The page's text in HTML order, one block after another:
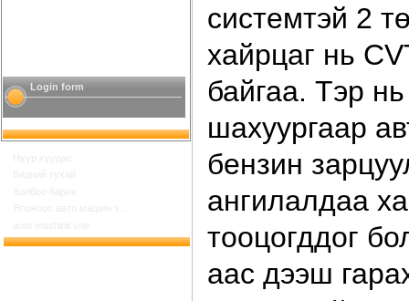
Login form
Нүүр хуудас
Бидний тухай
Холбоо барих
Японоос авто машин з...
auto mashinii vne
системтэй 2
хайрцаг нь
байгаа. Тэр
шахуургаар
бензин
ангилалдаа
тооцогддог
аас дээш